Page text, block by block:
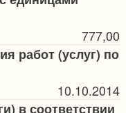
777,00
работ (услуг) по
10.10.2014
в соответствии